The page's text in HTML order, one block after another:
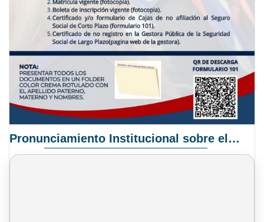
Pronunciamiento Institucional sobre el Proyecto de Ley N° 068/2025-2026 C.S.